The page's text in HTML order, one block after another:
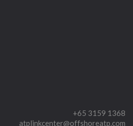
+65 3159 1368
atplinkcenter@offshoreatp.com